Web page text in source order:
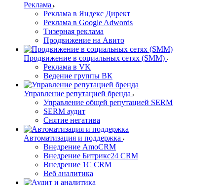
Реклама
Реклама в Яндекс Директ
Реклама в Google Adwords
Тизерная реклама
Продвижение на Авито
Продвижение в социальных сетях (SMM)
Реклама в VK
Ведение группы ВК
Управление репутацией бренда
Управление общей репутацией SERM
SERM аудит
Снятие негатива
Автоматизация и поддержка
Внедрение AmoCRM
Внедрение Битрикс24 CRM
Внедрение 1C CRM
Веб аналитика